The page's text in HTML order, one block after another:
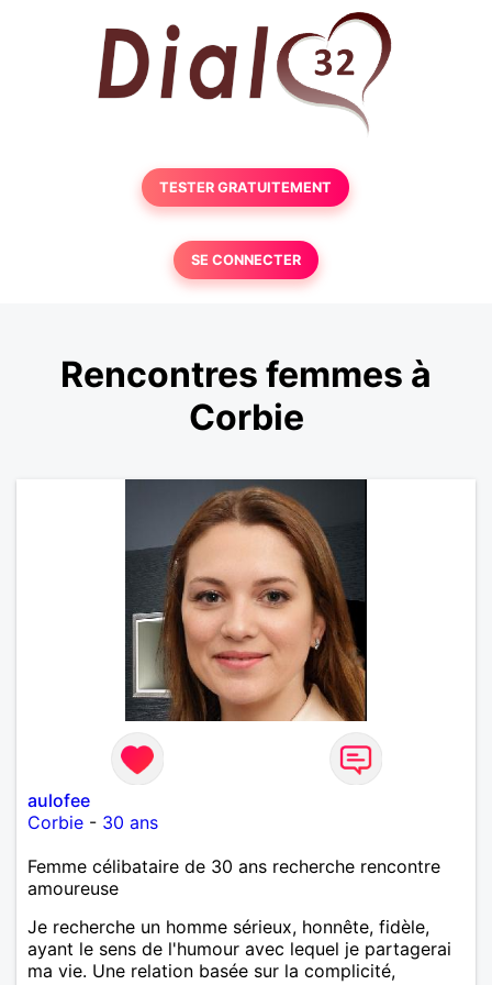
TESTER GRATUITEMENT
SE CONNECTER
Rencontres femmes à
Corbie
aulofee
Corbie - 30 ans
Femme célibataire de 30 ans recherche rencontre
amoureuse
Je recherche un homme sérieux, honnête, fidèle,
ayant le sens de l'humour avec lequel je partagerai
ma vie. Une relation basée sur la complicité,